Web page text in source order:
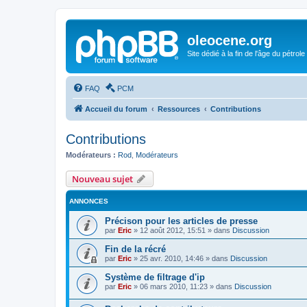
oleocene.org
Site dédié à la fin de l'âge du pétrole
FAQ PCM
Accueil du forum Ressources Contributions
Contributions
Modérateurs : Rod Modérateurs
Nouveau sujet
ANNONCES
Précison pour les articles de presse
par Eric » 12 août 2012, 15:51 » dans Discussion
Fin de la récré
par Eric » 25 avr. 2010, 14:46 » dans Discussion
Système de filtrage d'ip
par Eric » 06 mars 2010, 11:23 » dans Discussion